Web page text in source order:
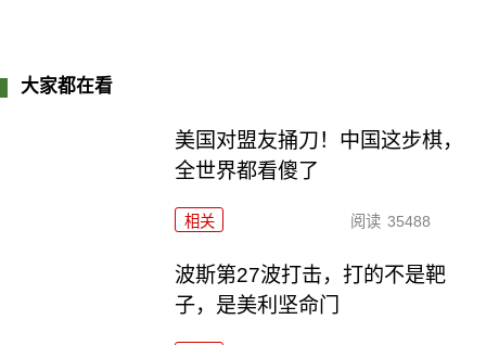
大家都在看
美国对盟友捅刀！中国这步棋，
全世界都看傻了
相关 阅读 35488
波斯第27波打击，打的不是靶
子，是美利坚命门